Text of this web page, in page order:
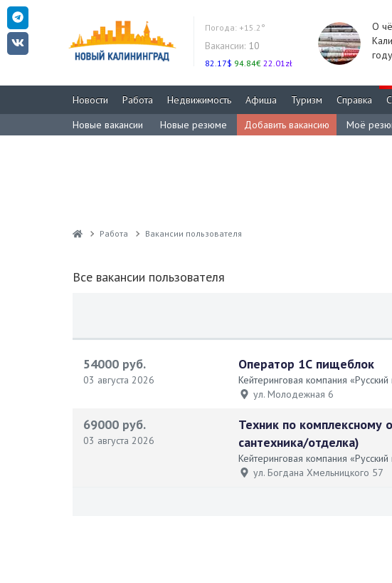
Погода: +15.2°
Вакансии: 10
82.17$ 94.84€ 22.01zł
О
году
Новости Работа Недвижимость Афиша Туризм Справка
Новые вакансии
Новые резюме Добавить вакансию Моё
Работа Вакансии пользователя
Все вакансии пользователя
54000 руб.
03 августа 2026
Оператор 1С пищеблок
Кейтеринговая компания «Русский
ул. Молодежная 6
69000 руб.
03 августа 2026
Техник по комплексному
сантехника/отделка)
Кейтеринговая компания «Русский
ул. Богдана Хмельницкого 57